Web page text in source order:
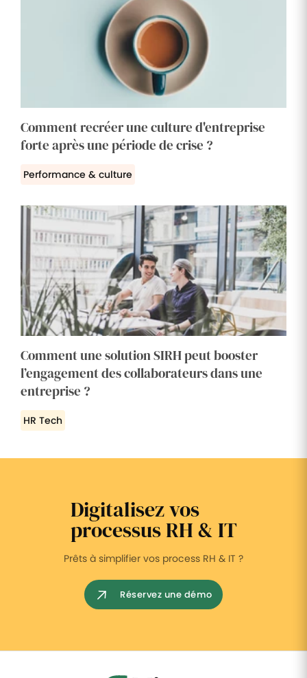
Comment recréer une culture d'entreprise
forte après une période de crise ?
Performance & culture
Comment une solution SIRH peut booster
l’engagement des collaborateurs dans une
entreprise ?
HR Tech
Digitalisez vos
processus RH & IT
Prêts à simplifier vos process RH & IT ?
Réservez une démo